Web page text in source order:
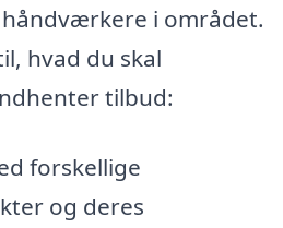
i området.
hvad du skal
tilbud:
forskellige
og deres